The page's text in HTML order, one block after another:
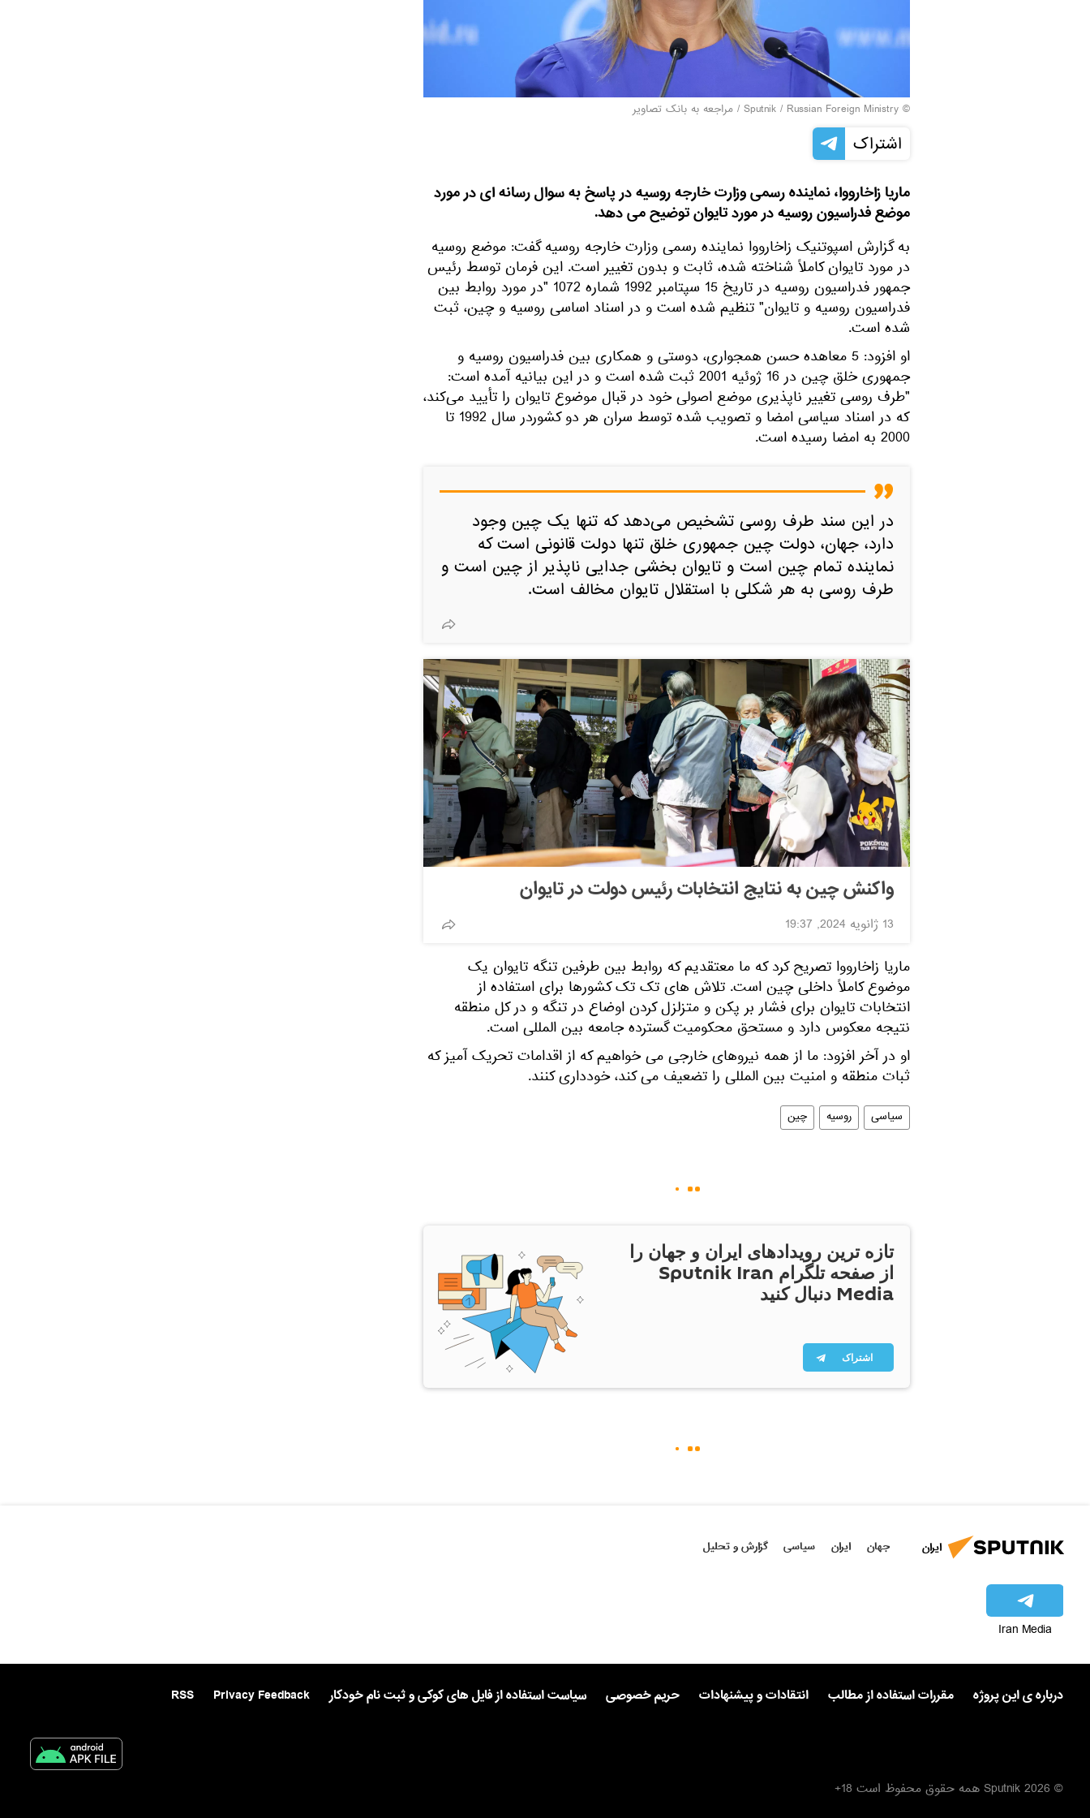
© Sputnik / Russian Foreign Ministry
/ مراجعه به بانک تصاویر
اشتراک
ماریا زاخارووا، نماینده رسمی وزارت خارجه روسیه در پاسخ به سوال رسانه ای در مورد
موضع فدراسیون روسیه در مورد تایوان توضیح می دهد.
به گزارش اسپوتنیک زاخارووا نماینده رسمی وزارت خارجه روسیه گفت: موضع روسیه
در مورد تایوان کاملاً شناخته شده، ثابت و بدون تغییر است. این فرمان توسط رئیس
جمهور فدراسیون روسیه در تاریخ 15 سپتامبر 1992 شماره 1072 "در مورد روابط بین
فدراسیون روسیه و تایوان" تنظیم شده است و در اسناد اساسی روسیه و چین، ثبت
شده است.
او افزود: 5 معاهده حسن همجواری، دوستی و همکاری بین فدراسیون روسیه و
جمهوری خلق چین در 16 ژوئیه 2001 ثبت شده است و در این بیانیه آمده است:
"طرف روسی تغییر ناپذیری موضع اصولی خود در قبال موضوع تایوان را تأیید می‌کند،
که در اسناد سیاسی امضا و تصویب شده توسط سران هر دو کشوردر سال 1992 تا
2000 به امضا رسیده است.
در این سند طرف روسی تشخیص می‌دهد که تنها یک چین وجود
دارد، جهان، دولت چین جمهوری خلق تنها دولت قانونی است که
نماینده تمام چین است و تایوان بخشی جدایی ناپذیر از چین است و
طرف روسی به هر شکلی با استقلال تایوان مخالف است.
واکنش چین به نتایج انتخابات رئیس دولت در تایوان
13 ژانویه 2024, 19:37
ماریا زاخارووا تصریح کرد که ما معتقدیم که روابط بین طرفین تنگه تایوان یک
موضوع کاملاً داخلی چین است. تلاش های تک تک کشورها برای استفاده از
انتخابات تایوان برای فشار بر پکن و متزلزل کردن اوضاع در تنگه و در کل منطقه
نتیجه معکوس دارد و مستحق محکومیت گسترده جامعه بین المللی است.
او در آخر افزود: ما از همه نیروهای خارجی می خواهیم که از اقدامات تحریک آمیز که
ثبات منطقه و امنیت بین المللی را تضعیف می کند، خودداری کنند.
سیاسی روسیه چین
تازه ترین رویدادهای ایران و جهان را
از صفحه تلگرام Sputnik Iran
Media دنبال کنید
اشتراک
ایران جهان ایران سیاسی گزارش و تحلیل
Iran Media
درباره ی این پروژه مقررات استفاده از مطالب انتقادات و پیشنهادات حریم خصوصی سیاست استفاده از فایل های کوکی و ثبت نام خودکار Privacy Feedback
RSS
© 2026 Sputnik همه حقوق محفوظ است 18+